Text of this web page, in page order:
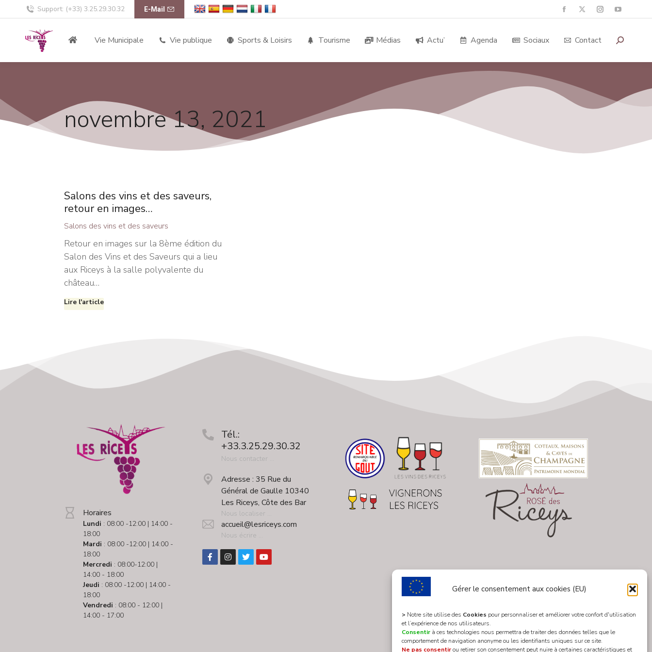
Gérer le consentement aux cookies (EU)
> Notre site utilise des Cookies pour personnaliser et améliorer votre confort d'utilisation
et l’expérience de nos utilisateurs.
Consentir à ces technologies nous permettra de traiter des données telles que le
comportement de navigation anonyme ou les identifiants uniques sur ce site.
Ne pas consentirou retirer son consentement peut nuire à certaines caractéristiques et
Support: (+33) 3.25.29.30.32 E-Mail
Vie Municipale Vie publique Sports & Loisirs Tourisme Médias Actu’ Agenda Sociaux Contact
novembre 13, 2021
Salons des vins et des saveurs,
retour en images…
Salons des vins et des saveurs
Retour en images sur la 8ème édition du
Salon des Vins et des Saveurs qui a lieu
aux Riceys à la salle polyvalente du
château…
Lire l'article
Horaires
Lundi : 08:00 -12:00 | 14:00 -
18:00
Mardi : 08:00 -12:00 | 14:00 -
18:00
Mercredi : 08:00-12:00 |
14:00 - 18:00
Jeudi : 08:00 -12:00 | 14:00 -
18:00
Vendredi : 08:00 - 12:00 |
14:00 - 17:00
Tél.:
+33.3.25.29.30.32
Nous contacter ...
Adresse : 35 Rue du
Général de Gaulle 10340
Les Riceys, Côte des Bar
Nous localiser ...
accueil@lesriceys.com
Nous écrire ...